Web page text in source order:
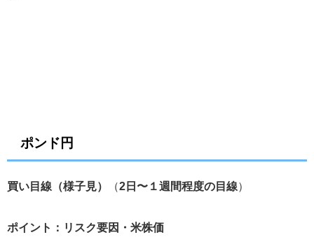
ポンド円
買い目線（様子見） （2日〜１週間程度の目線）
ポイント：リスク要因・米株価